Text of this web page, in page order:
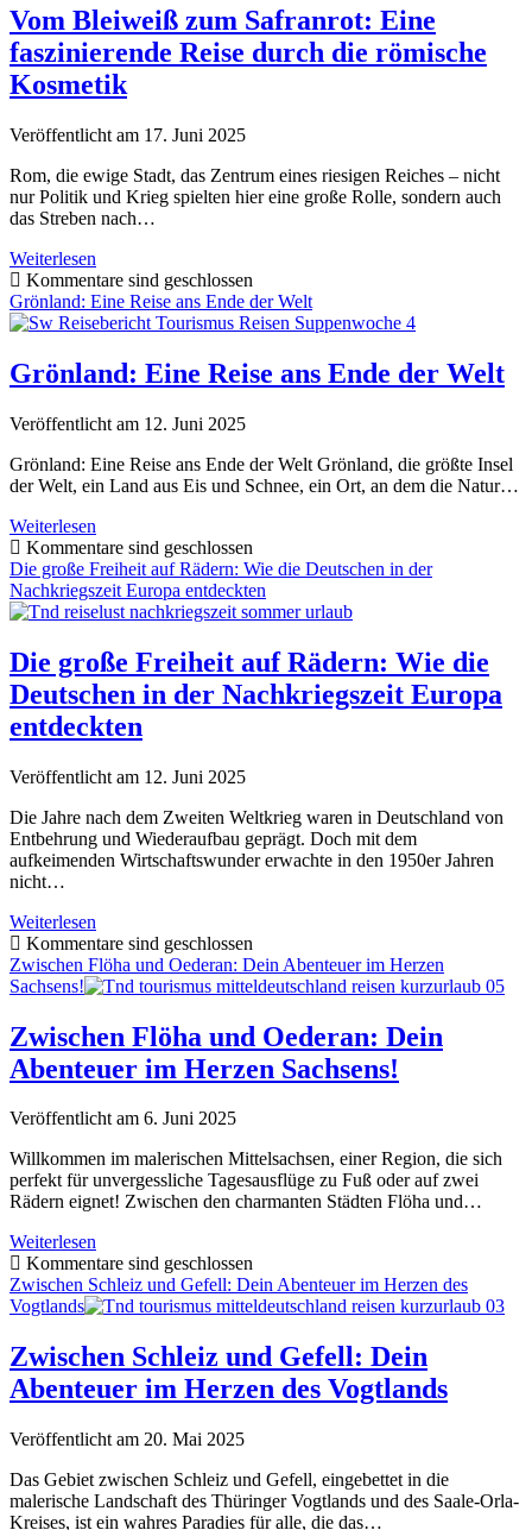
Der
Aufstieg
Ostdeutschlands
zur
Tourismus-
Vom Bleiweiß zum Safranrot: Eine
faszinierende Reise durch die römische
Kosmetik
Veröffentlicht am 17. Juni 2025
Rom, die ewige Stadt, das Zentrum eines riesigen Reiches – nicht
nur Politik und Krieg spielten hier eine große Rolle, sondern auch
das Streben nach…
Weiterlesen
Bleiweiß
zum
Safranrot:
faszinierende
Reise
die
Kosmetik
Kommentare sind geschlossen
Grönland: Eine Reise ans Ende der Welt
Grönland: Eine Reise ans Ende der Welt
Veröffentlicht am 12. Juni 2025
Grönland: Eine Reise ans Ende der Welt Grönland, die größte Insel
der Welt, ein Land aus Eis und Schnee, ein Ort, an dem die Natur…
Weiterlesen
Eine
Reise
ans
Ende
Welt
Kommentare sind geschlossen
Die große Freiheit auf Rädern: Wie die Deutschen in der
Nachkriegszeit Europa entdeckten
Die große Freiheit auf Rädern: Wie die
Deutschen in der Nachkriegszeit Europa
entdeckten
Veröffentlicht am 12. Juni 2025
Die Jahre nach dem Zweiten Weltkrieg waren in Deutschland von
Entbehrung und Wiederaufbau geprägt. Doch mit dem
aufkeimenden Wirtschaftswunder erwachte in den 1950er Jahren
nicht…
Weiterlesen
große
Freiheit
auf
die
Deutschen
der
Europa
entdeckten
Kommentare sind geschlossen
Zwischen Flöha und Oederan: Dein Abenteuer im Herzen
Sachsens!
Zwischen Flöha und Oederan: Dein
Abenteuer im Herzen Sachsens!
Veröffentlicht am 6. Juni 2025
Willkommen im malerischen Mittelsachsen, einer Region, die sich
perfekt für unvergessliche Tagesausflüge zu Fuß oder auf zwei
Rädern eignet! Zwischen den charmanten Städten Flöha und…
Weiterlesen
Flöha
und
Oederan:
Abenteuer
im
Herzen
Kommentare sind geschlossen
Zwischen Schleiz und Gefell: Dein Abenteuer im Herzen des
Vogtlands
Zwischen Schleiz und Gefell: Dein
Abenteuer im Herzen des Vogtlands
Veröffentlicht am 20. Mai 2025
Das Gebiet zwischen Schleiz und Gefell, eingebettet in die
malerische Landschaft des Thüringer Vogtlands und des Saale-Orla-
Kreises, ist ein wahres Paradies für alle, die das…